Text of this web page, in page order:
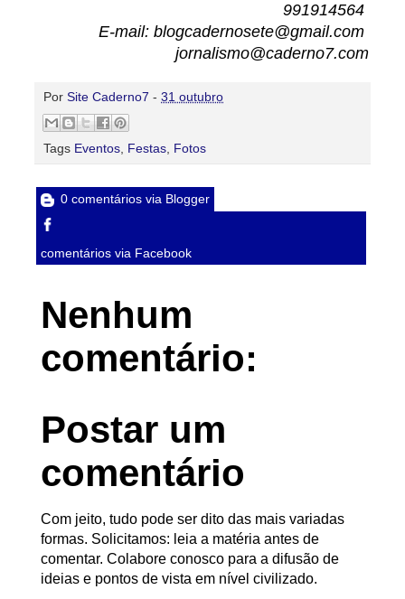
991914564
E-mail: blogcadernosete@gmail.com
jornalismo@caderno7.com
Por Site Caderno7 - 31 outubro
Tags Eventos, Festas, Fotos
0 comentários via Blogger
comentários via Facebook
Nenhum
comentário:
Postar um
comentário
Com jeito, tudo pode ser dito das mais variadas
formas. Solicitamos: leia a matéria antes de
comentar. Colabore conosco para a difusão de
ideias e pontos de vista em nível civilizado.